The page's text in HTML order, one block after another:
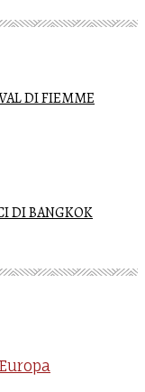
DI FIEMME
DI BANGKOK